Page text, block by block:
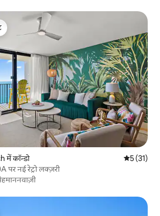
में कॉन्डो औसत रेटिंग
5 (31)
पर नई रेट्रो लक्ज़री